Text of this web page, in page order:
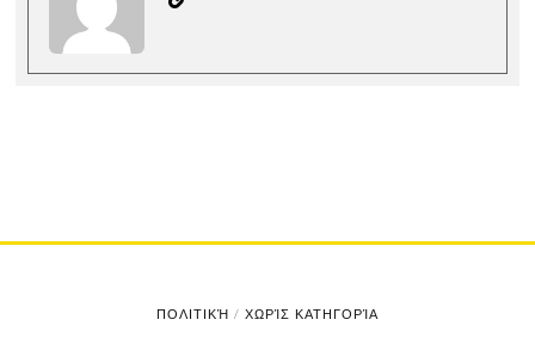
ΠΟΛΙΤΙΚΉ / ΧΩΡΊΣ ΚΑΤΗΓΟΡΊΑ